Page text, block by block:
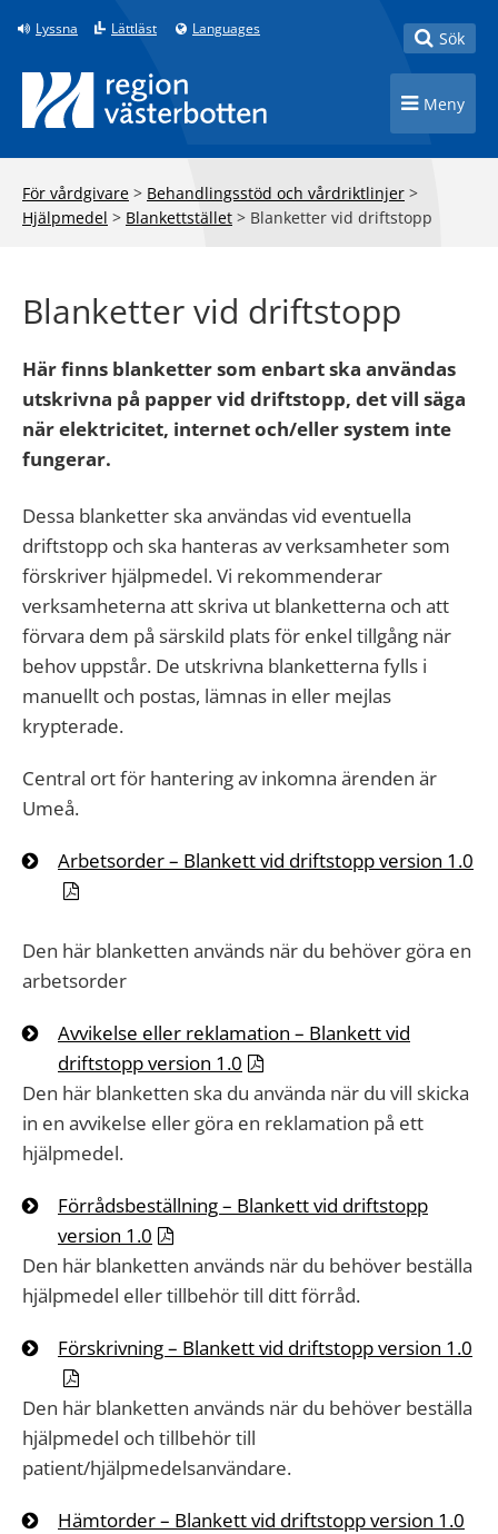
Till innehåll på sidan
Lyssna Lättläst Languages Toggle
Sök
Toggle
Meny
För vårdgivare > Behandlingsstöd och vårdriktlinjer >
Hjälpmedel > Blankettstället > Blanketter vid driftstopp
Blanketter vid driftstopp
Här finns blanketter som enbart ska användas
utskrivna på papper vid driftstopp, det vill säga
när elektricitet, internet och/eller system inte
fungerar.
Dessa blanketter ska användas vid eventuella
driftstopp och ska hanteras av verksamheter som
förskriver hjälpmedel. Vi rekommenderar
verksamheterna att skriva ut blanketterna och att
förvara dem på särskild plats för enkel tillgång när
behov uppstår. De utskrivna blanketterna fylls i
manuellt och postas, lämnas in eller mejlas
krypterade.
Central ort för hantering av inkomna ärenden är
Umeå.
Arbetsorder – Blankett vid driftstopp version 1.0
Den här blanketten används när du behöver göra en
arbetsorder
Avvikelse eller reklamation – Blankett vid
driftstopp version 1.0
Den här blanketten ska du använda när du vill skicka
in en avvikelse eller göra en reklamation på ett
hjälpmedel.
Förrådsbeställning – Blankett vid driftstopp
version 1.0
Den här blanketten används när du behöver beställa
hjälpmedel eller tillbehör till ditt förråd.
Förskrivning – Blankett vid driftstopp version 1.0
Den här blanketten används när du behöver beställa
hjälpmedel och tillbehör till
patient/hjälpmedelsanvändare.
Hämtorder – Blankett vid driftstopp version 1.0